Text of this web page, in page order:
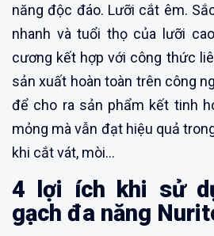
năng độc đáo. Lưỡi cắt êm.
nhanh và tuổi thọ của lưỡi
cương kết hợp với công thức
sản xuất hoàn toàn trên công
để cho ra sản phẩm kết tinh
mỏng mà vẫn đạt hiệu quả
khi cắt vát, mòi…
4 lợi ích khi sử
gạch đa năng